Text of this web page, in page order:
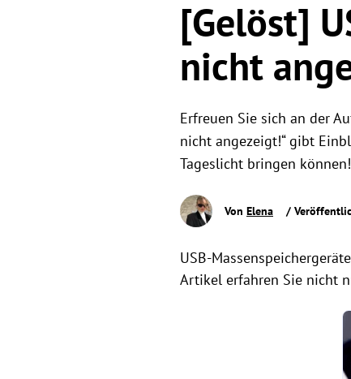
[Gelöst]
nicht
Erfreuen Sie sich an der
nicht angezeigt!“ gibt
Tageslicht bringen können!
Von Elena /
USB-
Artikel erfahren Sie nicht